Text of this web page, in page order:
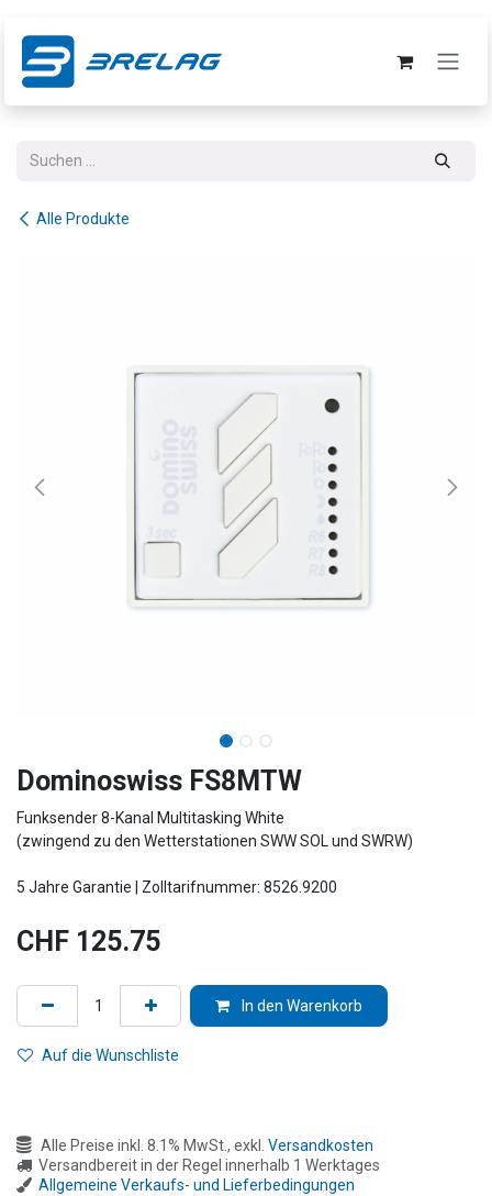
Alle Produkte
Dominoswiss FS8MTW
Funksender 8-Kanal Multitasking White
(zwingend zu den Wetterstationen SWW SOL und SWRW)
5 Jahre Garantie | Zolltarifnummer: 8526.9200
CHF 125.75
In den Warenkorb
Auf die Wunschliste
Alle Preise inkl. 8.1% MwSt., exkl. Versandkosten
Versandbereit in der Regel innerhalb 1 Werktages
Allgemeine Verkaufs- und Lieferbedingungen